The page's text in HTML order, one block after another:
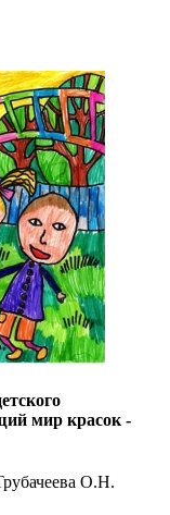
мир красок -
О.Н.